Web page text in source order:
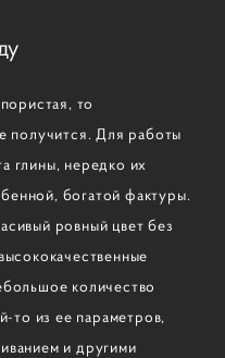
то
получится. Для работы
глины, нередко их
богатой фактуры.
ровный цвет без
количество
то из ее параметров,
и другими